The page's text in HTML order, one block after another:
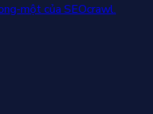
một của SEOcrawl.